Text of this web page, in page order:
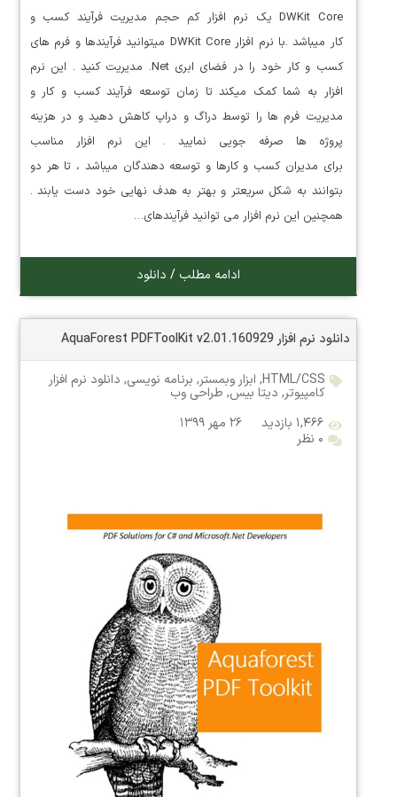
DWKit Core یک نرم افزار کم حجم مدیریت فرآیند کسب و
کار میباشد .با نرم افزار DWKit Core میتوانید فرآیندها و فرم های
کسب و کار خود را در فضای ابری Net. مدیریت کنید . این نرم
افزار به شما کمک میکند تا زمان توسعه فرآیند کسب و کار و
مدیریت فرم ها را توسط دراگ و دراپ کاهش دهید و در هزینه
پروژه ها صرفه جویی نمایید . این نرم افزار مناسب
برای مدیران کسب و کارها و توسعه دهندگان میباشد ، تا هر دو
بتوانند به شکل سریعتر و بهتر به هدف نهایی خود دست یابند .
همچنین این نرم افزار می توانید فرآیندهای…
ادامه مطلب / دانلود
دانلود نرم افزار AquaForest PDFToolKit v2.01.160929
HTML/CSS
, ابزار وبمستر, برنامه نویسی, دانلود نرم افزار
کامپیوتر, دیتا بیس, طراحی وب
۱,۴۶۶ بازدید
۲۶ مهر ۱۳۹۹
۰ نظر